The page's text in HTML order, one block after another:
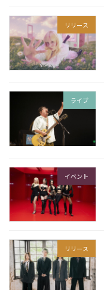
リリース
ライブ
イベント
リリース